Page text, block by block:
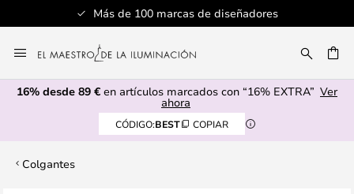
Más de 100 marcas de diseñadores
al
contenido
16% desde 89 € en artículos marcados con “16% EXTRA” Ver
ahora
CÓDIGO:BEST COPIAR
Colgantes